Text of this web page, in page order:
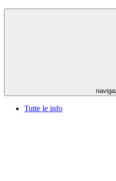
Tutte le info